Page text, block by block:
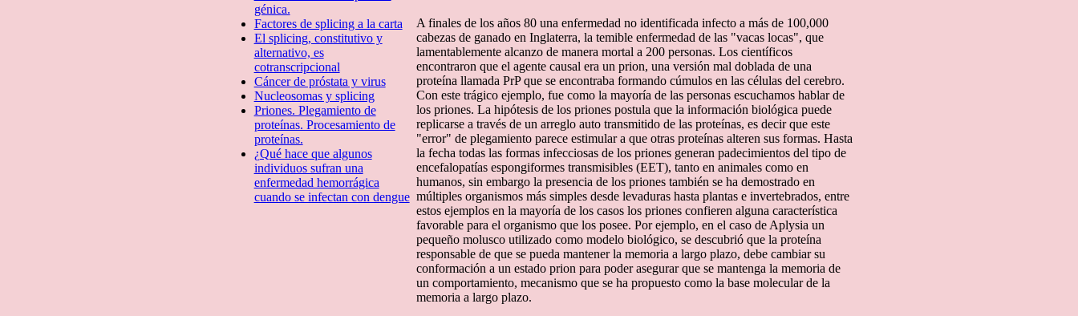
génica.
Factores de splicing a la carta
El splicing, constitutivo y
alternativo, es
cotranscripcional
Cáncer de próstata y virus
Nucleosomas y splicing
Priones. Plegamiento de
proteí­nas. Procesamiento de
proteínas.
¿Qué hace que algunos
individuos sufran una
enfermedad hemorrágica
cuando se infectan con dengue
A finales de los años 80 una enfermedad no identificada infecto a más de 100,000
cabezas de ganado en Inglaterra, la temible enfermedad de las "vacas locas", que
lamentablemente alcanzo de manera mortal a 200 personas. Los científicos
encontraron que el agente causal era un prion, una versión mal doblada de una
proteína llamada PrP que se encontraba formando cúmulos en las células del cerebro.
Con este trágico ejemplo, fue como la mayoría de las personas escuchamos hablar de
los priones. La hipótesis de los priones postula que la información biológica puede
replicarse a través de un arreglo auto transmitido de las proteínas, es decir que este
"error" de plegamiento parece estimular a que otras proteínas alteren sus formas. Hasta
la fecha todas las formas infecciosas de los priones generan padecimientos del tipo de
encefalopatías espongiformes transmisibles (EET), tanto en animales como en
humanos, sin embargo la presencia de los priones también se ha demostrado en
múltiples organismos más simples desde levaduras hasta plantas e invertebrados, entre
estos ejemplos en la mayoría de los casos los priones confieren alguna característica
favorable para el organismo que los posee. Por ejemplo, en el caso de Aplysia un
pequeño molusco utilizado como modelo biológico, se descubrió que la proteína
responsable de que se pueda mantener la memoria a largo plazo, debe cambiar su
conformación a un estado prion para poder asegurar que se mantenga la memoria de
un comportamiento, mecanismo que se ha propuesto como la base molecular de la
memoria a largo plazo.